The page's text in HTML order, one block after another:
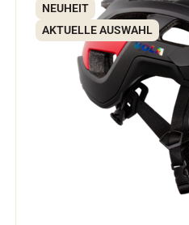
NEUHEIT
AKTUELLE AUSWAHL